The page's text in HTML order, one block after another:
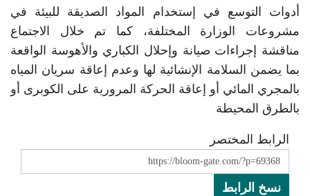
أدوات التوسع في إستخدام المواد الصديقة للبيئة في
مشروعات الوزارة المختلفة، كما تم خلال الاجتماع
مناقشة إجراءات صيانة وإحلال الكباري والأهوسة الواقعة
بما يضمن السلامة الإنشائية لها وعدم إعاقة سريان المياه
بالمجري المائي أو إعاقة الحركة المرورية على الكوبرى أو
بالطرق المحيطة
الرابط المختصر
نسخ الرابط